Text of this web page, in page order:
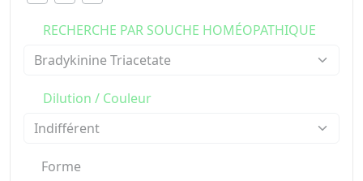
RECHERCHE PAR SOUCHE HOMÉOPATHIQUE
Dilution / Couleur
Forme